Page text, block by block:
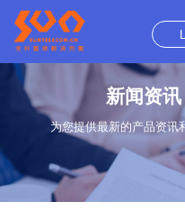
新闻资讯
为您提供最新的产品资讯